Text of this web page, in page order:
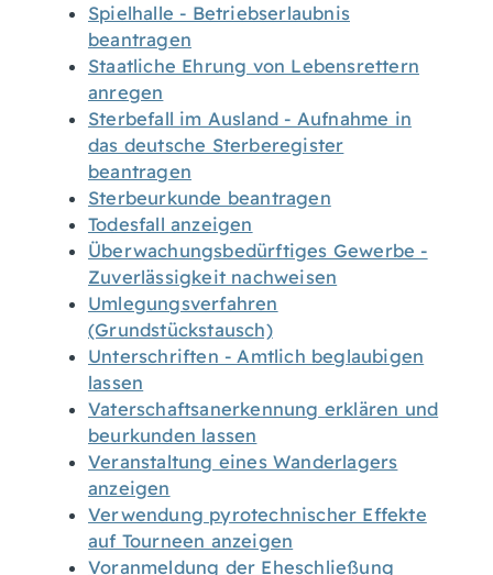
Spielhalle - Betriebserlaubnis
beantragen
Staatliche Ehrung von Lebensrettern
anregen
Sterbefall im Ausland - Aufnahme in
das deutsche Sterberegister
beantragen
Sterbeurkunde beantragen
Todesfall anzeigen
Überwachungsbedürftiges Gewerbe -
Zuverlässigkeit nachweisen
Umlegungsverfahren
(Grundstückstausch)
Unterschriften - Amtlich beglaubigen
lassen
Vaterschaftsanerkennung erklären und
beurkunden lassen
Veranstaltung eines Wanderlagers
anzeigen
Verwendung pyrotechnischer Effekte
auf Tourneen anzeigen
Voranmeldung der Eheschließung